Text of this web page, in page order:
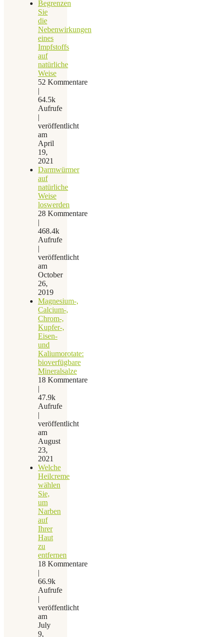
Begrenzen
Sie
die
Nebenwirkungen
eines
Impfstoffs
auf
natürliche
Weise
52 Kommentare
|
64.5k
Aufrufe
|
veröffentlicht
am
April
19,
2021
Darmwürmer
auf
natürliche
Weise
loswerden
28 Kommentare
|
468.4k
Aufrufe
|
veröffentlicht
am
October
26,
2019
Magnesium-,
Calcium-,
Chrom-,
Kupfer-,
Eisen-
und
Kaliumorotate:
bioverfügbare
Mineralsalze
18 Kommentare
|
47.9k
Aufrufe
|
veröffentlicht
am
August
23,
2021
Welche
Heilcreme
wählen
Sie,
um
Narben
auf
Ihrer
Haut
zu
entfernen
18 Kommentare
|
66.9k
Aufrufe
|
veröffentlicht
am
July
9,